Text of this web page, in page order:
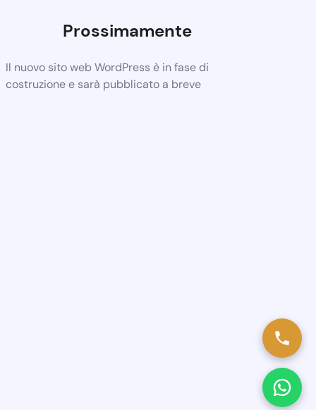
Prossimamente
Il nuovo sito web WordPress è in fase di
costruzione e sarà pubblicato a breve